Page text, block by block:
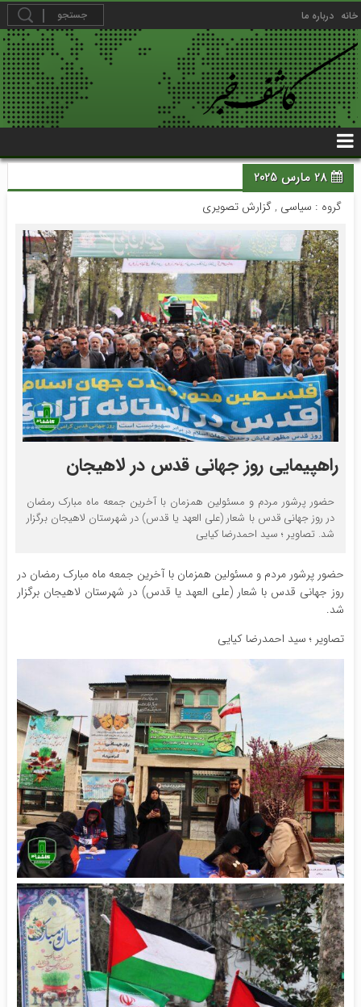
خانه درباره ما
28 مارس 2025
گروه : سیاسی ,گزارش تصویری
راهپیمایی روز جهانی قدس در لاهیجان
حضور پرشور مردم و مسئولین همزمان با آخرین جمعه ماه مبارک رمضان
در روز جهانی قدس با شعار (علی العهد یا قدس) در شهرستان لاهیجان برگزار
شد. تصاویر ؛ سید احمدرضا کیایی
حضور پرشور مردم و مسئولین همزمان با آخرین جمعه ماه مبارک رمضان در
روز جهانی قدس با شعار (علی العهد یا قدس) در شهرستان لاهیجان برگزار
شد.
تصاویر ؛ سید احمدرضا کیایی